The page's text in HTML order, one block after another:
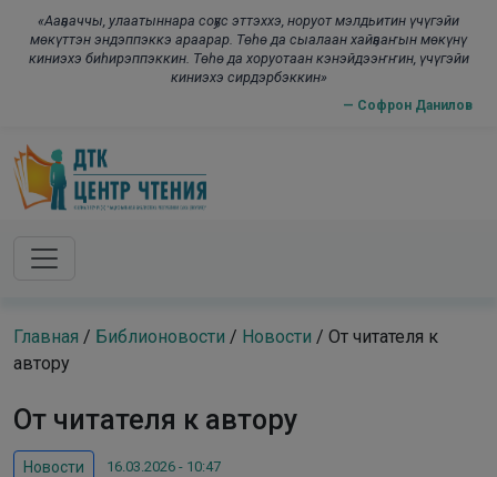
«Ааҕааччы, улаатыннара соҕус эттэххэ, норуот мэлдьитин үчүгэйи
мөкүттэн эндэппэккэ араарар. Төһө да сыалаан хайҕааҥын мөкүнү
киниэхэ биһирэппэккин. Төһө да хоруотаан кэнэйдээҥҥин, үчүгэйи
киниэхэ сирдэрбэккин»
— Софрон Данилов
Skip to main content
Главная / Библионовости / Новости / От читателя к
автору
От читателя к автору
Новости 16.03.2026 - 10:47